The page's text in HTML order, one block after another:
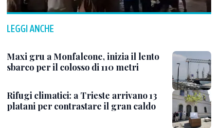
LEGGI ANCHE
Maxi gru a Monfalcone, inizia il lento
sbarco per il colosso di 110 metri
Rifugi climatici: a Trieste arrivano 13
platani per contrastare il gran caldo